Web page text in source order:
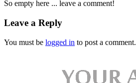
So empty here ... leave a comment!
Leave a Reply
You must be logged in to post a comment.